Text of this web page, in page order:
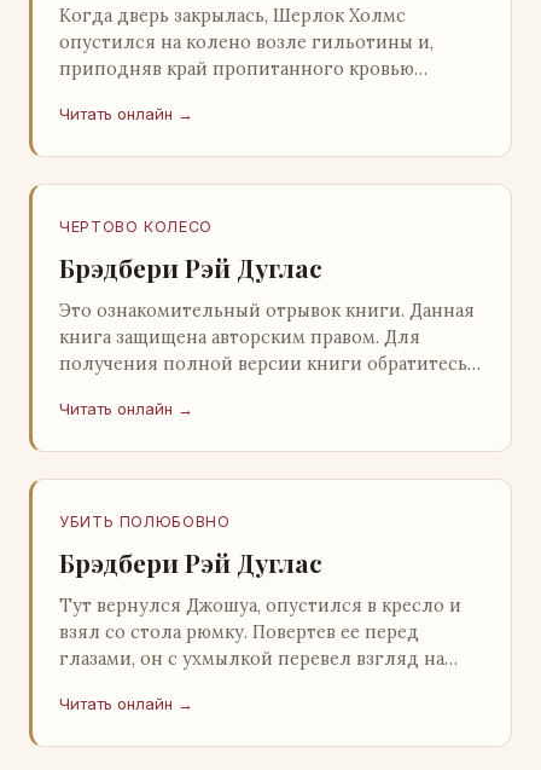
Когда дверь закрылась, Шерлок Холмс
опустился на колено возле гильотины и,
приподняв край пропитанного кровью
скрывался под ним…
Читать онлайн →
ЧЕРТОВО КОЛЕСО
Брэдбери Рэй Дуглас
Это ознакомительный отрывок книги. Данная
книга защищена авторским правом. Для
получения полной версии книги обратитесь к
легального ко…
Читать онлайн →
УБИТЬ ПОЛЮБОВНО
Брэдбери Рэй Дуглас
Тут вернулся Джошуа, опустился в кресло и
взял со стола рюмку. Повертев ее перед
глазами, он с ухмылкой перевел взгляд на
видом с…
Читать онлайн →